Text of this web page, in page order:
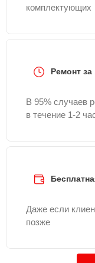
комплектующих
Ремонт за
В 95% случаев
в течение 1-2
Даже если
позже